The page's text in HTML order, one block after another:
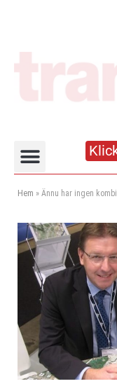
Hem » Ännu har ingen